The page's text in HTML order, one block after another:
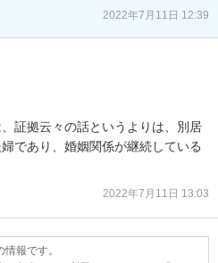
2022年7月11日 12:39
証拠云々の話というよりは、別居
であり、婚姻関係が継続している
2022年7月11日 13:03
報です。